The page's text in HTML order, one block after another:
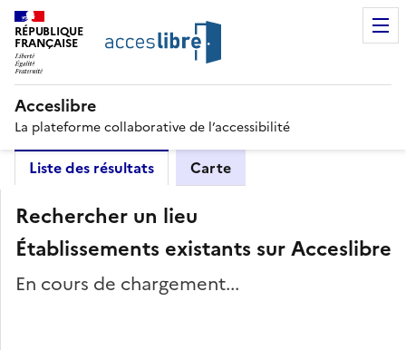
RÉPUBLIQUE
FRANÇAISE
Acceslibre
La plateforme collaborative de l’accessibilité
Liste des résultats Carte
Rechercher un lieu
Établissements existants sur Acceslibre
En cours de chargement...